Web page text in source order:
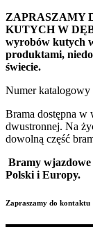
ZAPRASZAMY
KUTYCH W
wyrobów kutych
produktami,
świecie.
Numer
Brama dostępna w
dwustronnej. Na
dowolną część
Bramy wjazdowe
Polski i Europy.
Zapraszamy do kontaktu